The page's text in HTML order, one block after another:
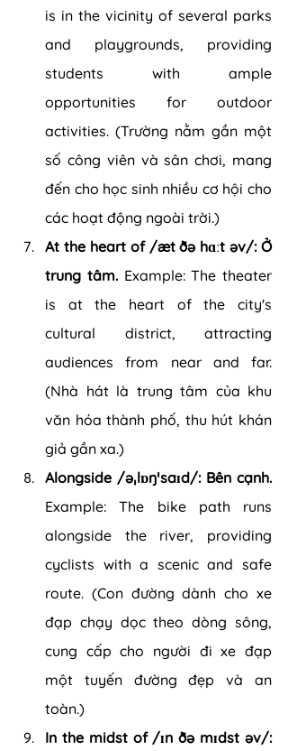
is in the vicinity of several parks
and playgrounds, providing
students with ample
opportunities for outdoor
activities. (Trường nằm gần một
số công viên và sân chơi, mang
đến cho học sinh nhiều cơ hội cho
các hoạt động ngoài trời.)
At the heart of /æt ðə hɑːt əv/: Ở
trung tâm. Example: The theater
is at the heart of the city's
cultural district, attracting
audiences from near and far.
(Nhà hát là trung tâm của khu
văn hóa thành phố, thu hút khán
giả gần xa.)
Example: The bike path runs
alongside the river, providing
cyclists with a scenic and safe
route. (Con đường dành cho xe
đạp chạy dọc theo dòng sông,
cung cấp cho người đi xe đạp
một tuyến đường đẹp và an
toàn.)
In the midst of /ɪn ðə mɪdst əv/: